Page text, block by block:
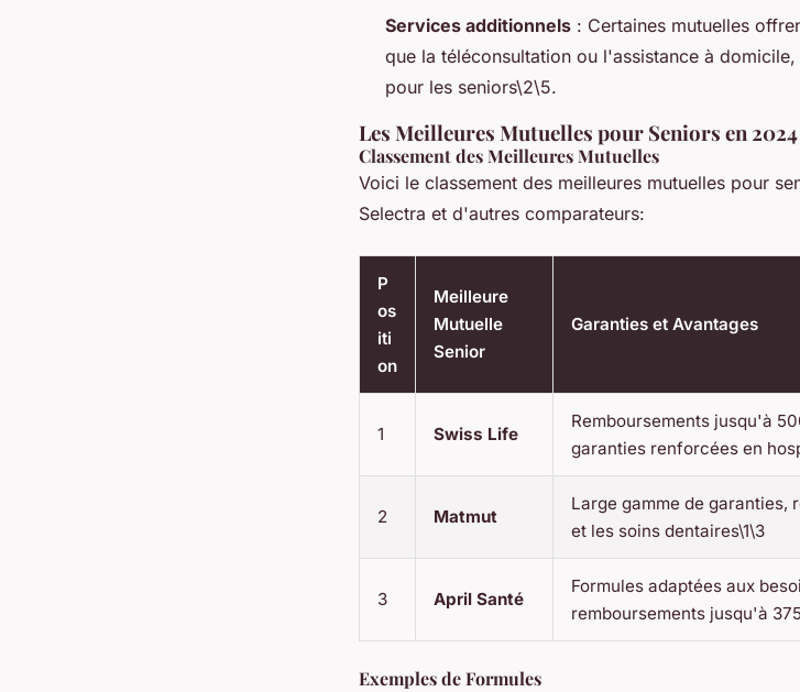
Services additionnels : Certaines mutuelles
que la téléconsultation ou l'assistance à
pour les seniors\2\5.
Les Meilleures Mutuelles pour Seniors en 2024
Classement des Meilleures Mutuelles
Voici le classement des meilleures mutuelles pour
Selectra et d'autres comparateurs:
P
os
iti
on
Meilleure
Mutuelle
Senior
Garanties et Avantages
1 Swiss Life
Remboursements jusqu'à
garanties renforcées en
2 Matmut
Large gamme de garanties,
et les soins dentaires\1\3
3 April Santé
Formules adaptées aux
remboursements jusqu'à
Exemples de Formules